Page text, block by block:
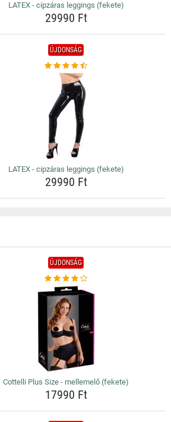
LATEX - cipzáras leggings (fekete)
29990 Ft
ÚJDONSÁG
LATEX - cipzáras leggings (fekete)
29990 Ft
ÚJDONSÁG
Cottelli Plus Size - mellemelő (fekete)
17990 Ft